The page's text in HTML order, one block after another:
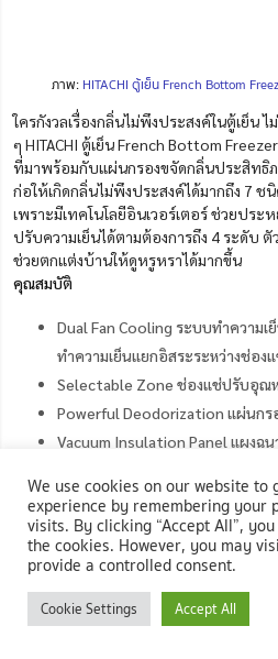
ภาพ: HITACHI ตู้เย็น French Bottom
ใครกังวลเรื่องกลิ่นไม่พึงประสงค์ในตู้เย็น
ๆ HITACHI ตู้เย็น French Bottom
ที่มาพร้อมกับแผ่นกรองขจัดกลิ่นประสิทธิ
ก่อให้เกิดกลิ่นไม่พึงประสงค์ได้มากถึง 7 ช
เพราะมีเทคโนโลยีอินเวอร์เตอร์ ช่วยประ
ปรับความเย็นได้ตามต้องการถึง 4 ระดับ ตั
ช่วยตกแต่งบ้านให้ดูหรูหราได้มากขึ้น
คุณสมบัติ
Dual Fan Cooling ระบบทำความ
ทำความเย็นแยกอิสระระหว่างช่อง
Selectable Zone ช่องแช่ปรับอุณ
Powerful Deodorization แผ่นกร
Vacuum Insulation Panel แผงฉ
ช้อปตู้เย็นสองประตู HITACHI
9. Samsung ตู้เย็นสองประตู รุ่น
We use cookies on our website
experience by remembering your
visits. By clicking “Accept All”,
the cookies. However, you may
provide a controlled consent.
Cookie Settings Accept All